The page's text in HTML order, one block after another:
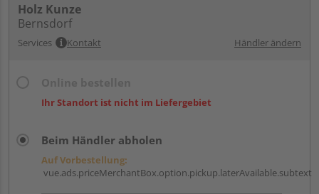
Holz Kunze
Bernsdorf
Services Kontakt Händler ändern
Ihr Standort ist nicht im Liefergebiet
Beim Händler abholen
Auf Vorbestellung:
vue.ads.priceMerchantBox.option.pickup.laterAvailable.subtext